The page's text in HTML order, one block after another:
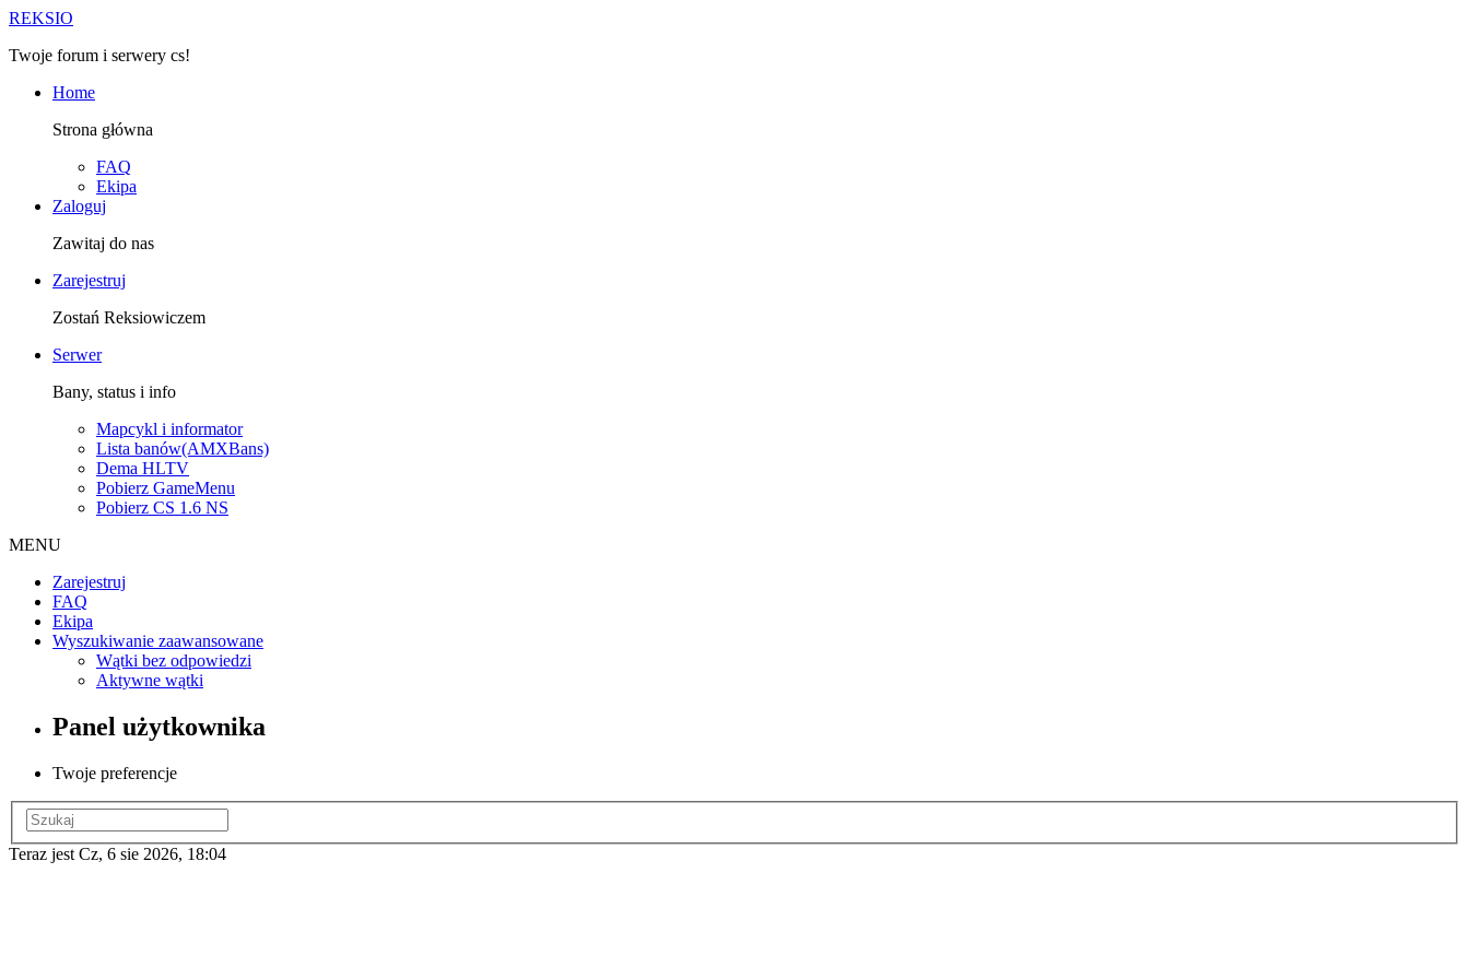
REKSIO
Twoje forum i serwery cs!
Home
Strona główna
FAQ
Ekipa
Zaloguj
Zawitaj do nas
Zarejestruj
Zostań Reksiowiczem
Serwer
Bany, status i info
Mapcykl i informator
Lista banów(AMXBans)
Dema HLTV
Pobierz GameMenu
Pobierz CS 1.6 NS
MENU
Zarejestruj
FAQ
Ekipa
Wyszukiwanie zaawansowane
Wątki bez odpowiedzi
Aktywne wątki
Panel użytkownika
Twoje preferencje
Teraz jest Cz, 6 sie 2026, 18:04